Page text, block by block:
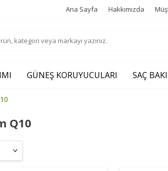
Ana Sayfa Hakkımızda
GÜNEŞ KORUYUCULARI SAÇ
Q10